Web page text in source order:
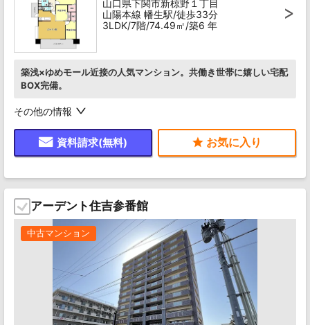
山口県下関市新椋野１丁目
山陽本線 幡生駅/徒歩33分
3LDK/7階/74.49㎡/築6 年
築浅×ゆめモール近接の人気マンション。共働き世帯に嬉しい宅配
BOX完備。
その他の情報
資料請求(無料)
アーデント住吉参番館
中古マンション